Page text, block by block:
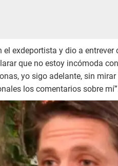
exdeportista y dio a entrever
que no estoy incómoda
yo sigo adelante, sin mirar
los comentarios sobre